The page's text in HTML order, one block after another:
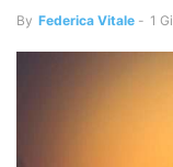
By Federica Vitale - 1